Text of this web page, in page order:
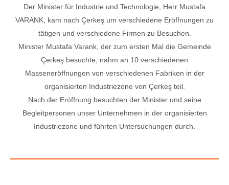
Der Minister für Industrie und Technologie, Herr Mustafa
VARANK, kam nach Çerkeş um verschiedene Eröffnungen zu
tätigen und verschiedene Firmen zu Besuchen.
Minister Mustafa Varank, der zum ersten Mal die Gemeinde
Çerkeş besuchte, nahm an 10 verschiedenen
Masseneröffnungen von verschiedenen Fabriken in der
organisierten Industriezone von Çerkeş teil.
Nach der Eröffnung besuchten der Minister und seine
Begleitpersonen unser Unternehmen in der organisierten
Industriezone und führten Untersuchungen durch.